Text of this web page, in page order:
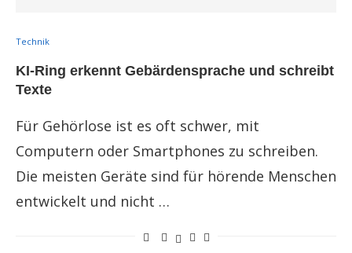
Technik
KI-Ring erkennt Gebärdensprache und schreibt
Texte
Für Gehörlose ist es oft schwer, mit
Computern oder Smartphones zu schreiben.
Die meisten Geräte sind für hörende Menschen
entwickelt und nicht …